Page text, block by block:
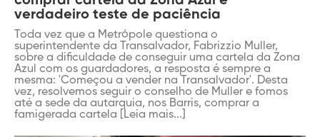
teste de paciência
verdadeiro teste de paciência
Toda vez que a Metrópole questiona o
superintendente da Transalvador, Fabrizzio Muller,
sobre a dificuldade de conseguir uma cartela da Zona
Azul com os guardadores, a resposta é sempre a
mesma: 'Começou a vender na Transalvador'. Desta
vez, resolvemos seguir o conselho de Muller e fomos
até a sede da autarquia, nos Barris, comprar a
famigerada cartela [Leia mais...]